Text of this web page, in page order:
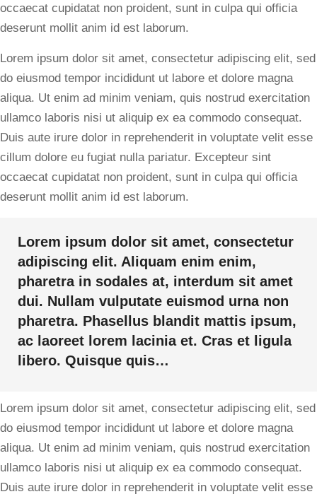
occaecat cupidatat non proident, sunt in culpa qui officia
deserunt mollit anim id est laborum.
Lorem ipsum dolor sit amet, consectetur adipiscing elit, sed
do eiusmod tempor incididunt ut labore et dolore magna
aliqua. Ut enim ad minim veniam, quis nostrud exercitation
ullamco laboris nisi ut aliquip ex ea commodo consequat.
Duis aute irure dolor in reprehenderit in voluptate velit esse
cillum dolore eu fugiat nulla pariatur. Excepteur sint
occaecat cupidatat non proident, sunt in culpa qui officia
deserunt mollit anim id est laborum.
Lorem ipsum dolor sit amet, consectetur
adipiscing elit. Aliquam enim enim,
pharetra in sodales at, interdum sit amet
dui. Nullam vulputate euismod urna non
pharetra. Phasellus blandit mattis ipsum,
ac laoreet lorem lacinia et. Cras et ligula
libero. Quisque quis…
Lorem ipsum dolor sit amet, consectetur adipiscing elit, sed
do eiusmod tempor incididunt ut labore et dolore magna
aliqua. Ut enim ad minim veniam, quis nostrud exercitation
ullamco laboris nisi ut aliquip ex ea commodo consequat.
Duis aute irure dolor in reprehenderit in voluptate velit esse